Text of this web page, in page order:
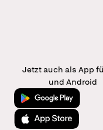
Jetzt auch als App
und Android
Jetzt bei Google Play
Laden im App Store